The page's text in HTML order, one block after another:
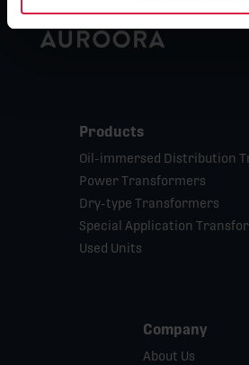
Products
Oil-immersed Distribution
Power Transformers
Dry-type Transformers
Special Application
Used Units
Company
About Us